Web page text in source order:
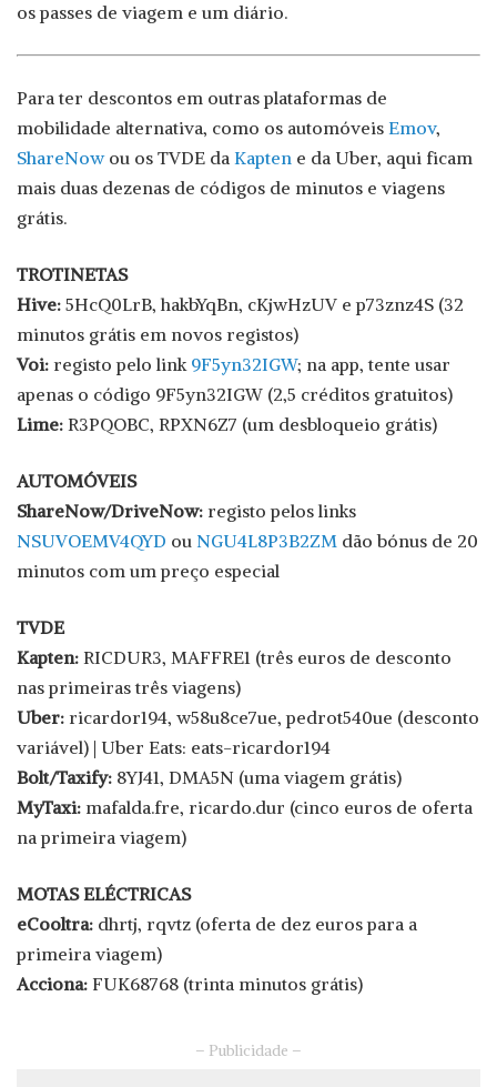
os passes de viagem e um diário.
Para ter descontos em outras plataformas de
mobilidade alternativa, como os automóveis Emov,
ShareNowou os TVDE da Kapten e da Uber, aqui ficam
mais duas dezenas de códigos de minutos e viagens
grátis.
TROTINETAS
Hive: 5HcQ0LrB, hakbYqBn, cKjwHzUV e p73znz4S (32
minutos grátis em novos registos)
Voi: registo pelo link 9F5yn32IGW; na app, tente usar
apenas o código 9F5yn32IGW (2,5 créditos gratuitos)
Lime: R3PQOBC, RPXN6Z7 (um desbloqueio grátis)
AUTOMÓVEIS
ShareNow/DriveNow: registo pelos links
NSUVOEMV4QYD ou NGU4L8P3B2ZM dão bónus de 20
minutos com um preço especial
TVDE
Kapten: RICDUR3, MAFFRE1 (três euros de desconto
nas primeiras três viagens)
Uber: ricardor194, w58u8ce7ue, pedrot540ue (desconto
variável) | Uber Eats: eats-ricardor194
Bolt/Taxify: 8YJ41, DMA5N (uma viagem grátis)
MyTaxi: mafalda.fre, ricardo.dur (cinco euros de oferta
na primeira viagem)
MOTAS ELÉCTRICAS
eCooltra: dhrtj, rqvtz (oferta de dez euros para a
primeira viagem)
Acciona: FUK68768 (trinta minutos grátis)
– Publicidade –